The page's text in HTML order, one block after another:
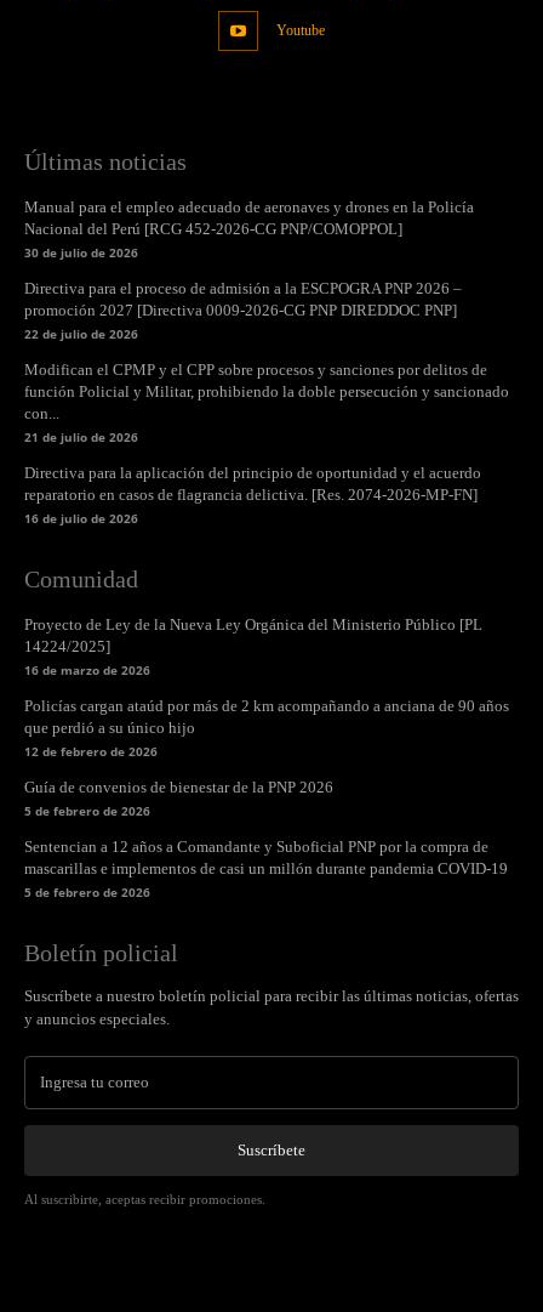
Youtube
Últimas noticias
Manual para el empleo adecuado de aeronaves y drones en la Policía
Nacional del Perú [RCG 452-2026-CG PNP/COMOPPOL]
30 de julio de 2026
Directiva para el proceso de admisión a la ESCPOGRA PNP 2026 –
promoción 2027 [Directiva 0009-2026-CG PNP DIREDDOC PNP]
22 de julio de 2026
Modifican el CPMP y el CPP sobre procesos y sanciones por delitos de
función Policial y Militar, prohibiendo la doble persecución y sancionado
con...
21 de julio de 2026
Directiva para la aplicación del principio de oportunidad y el acuerdo
reparatorio en casos de flagrancia delictiva. [Res. 2074-2026-MP-FN]
16 de julio de 2026
Comunidad
Proyecto de Ley de la Nueva Ley Orgánica del Ministerio Público [PL
14224/2025]
16 de marzo de 2026
Policías cargan ataúd por más de 2 km acompañando a anciana de 90 años
que perdió a su único hijo
12 de febrero de 2026
Guía de convenios de bienestar de la PNP 2026
5 de febrero de 2026
Sentencian a 12 años a Comandante y Suboficial PNP por la compra de
mascarillas e implementos de casi un millón durante pandemia COVID-19
5 de febrero de 2026
Boletín policial
Suscríbete a nuestro boletín policial para recibir las últimas noticias, ofertas
y anuncios especiales.
Suscríbete
Al suscribirte, aceptas recibir promociones.